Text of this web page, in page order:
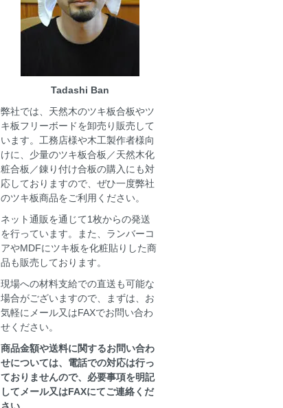
Tadashi Ban
弊社では、天然木のツキ板合板やツ
キ板フリーボードを卸売り販売して
います。工務店様や木工製作者様向
けに、少量のツキ板合板／天然木化
粧合板／錬り付け合板の購入にも対
応しておりますので、ぜひ一度弊社
のツキ板商品をご利用ください。
ネット通販を通じて1枚からの発送
を行っています。また、ランバーコ
アやMDFにツキ板を化粧貼りした商
品も販売しております。
現場への材料支給での直送も可能な
場合がございますので、まずは、お
気軽にメール又はFAXでお問い合わ
せください。
商品金額や送料に関するお問い合わ
せについては、電話での対応は行っ
ておりませんので、必要事項を明記
してメール又はFAXにてご連絡くだ